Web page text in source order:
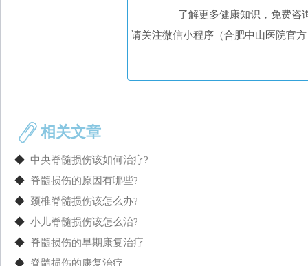
了解更多健康知识，免费咨
请关注微信小程序（合肥中山医院官
相关文章
◆ 中央脊髓损伤该如何治疗?
◆ 脊髓损伤的原因有哪些?
◆ 颈椎脊髓损伤该怎么办?
◆ 小儿脊髓损伤该怎么治?
◆ 脊髓损伤的早期康复治疗
◆ 脊髓损伤的康复治疗